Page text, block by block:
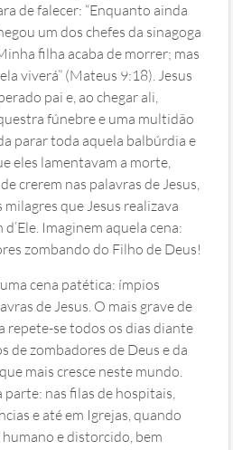
de falecer: “Enquanto ainda
um dos chefes da sinagoga
filha acaba de morrer; mas
viverá” (Mateus 9:18). Jesus
pai e, ao chegar ali,
fúnebre e uma multidão
parar toda aquela balbúrdia e
eles lamentavam a morte,
crerem nas palavras de Jesus,
que Jesus realizava
Imaginem aquela cena:
zombando do Filho de Deus!
cena patética: ímpios
de Jesus. O mais grave de
repete-se todos os dias diante
de zombadores de Deus e da
mais cresce neste mundo.
nas filas de hospitais,
e até em Igrejas, quando
humano e distorcido, bem